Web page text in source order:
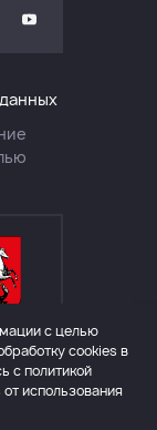
им. А.П.Чехова
с целью
сookies в
с политикой
использования